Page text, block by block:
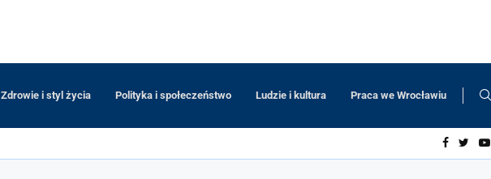
Zdrowie i styl życia Polityka i społeczeństwo Ludzie i kultura Praca we Wrocławiu